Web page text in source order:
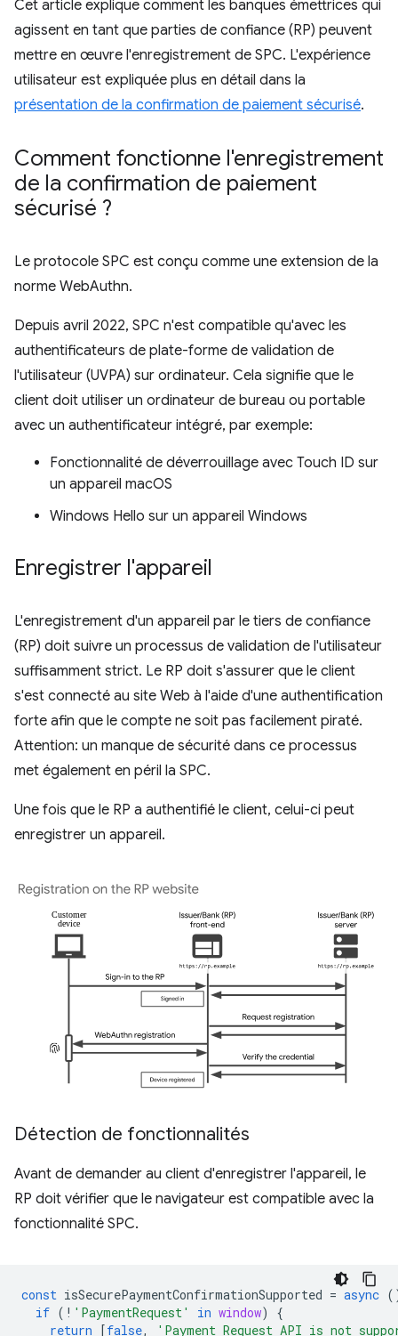
Cet article explique comment les banques émettrices qui
agissent en tant que parties de confiance (RP) peuvent
mettre en œuvre l'enregistrement de SPC. L'expérience
utilisateur est expliquée plus en détail dans la
présentation de la confirmation de paiement sécurisé.
Comment fonctionne l'enregistrement
de la confirmation de paiement
sécurisé ?
Le protocole SPC est conçu comme une extension de la
norme WebAuthn.
Depuis avril 2022, SPC n'est compatible qu'avec les
authentificateurs de plate-forme de validation de
l'utilisateur (UVPA) sur ordinateur. Cela signifie que le
client doit utiliser un ordinateur de bureau ou portable
avec un authentificateur intégré, par exemple:
Fonctionnalité de déverrouillage avec Touch ID sur
un appareil macOS
Windows Hello sur un appareil Windows
Enregistrer l'appareil
L'enregistrement d'un appareil par le tiers de confiance
(RP) doit suivre un processus de validation de l'utilisateur
suffisamment strict. Le RP doit s'assurer que le client
s'est connecté au site Web à l'aide d'une authentification
forte afin que le compte ne soit pas facilement piraté.
Attention: un manque de sécurité dans ce processus
met également en péril la SPC.
Une fois que le RP a authentifié le client, celui-ci peut
enregistrer un appareil.
Détection de fonctionnalités
Avant de demander au client d'enregistrer l'appareil, le
RP doit vérifier que le navigateur est compatible avec la
fonctionnalité SPC.
const isSecurePaymentConfirmationSupported = async
if ( ! 'PaymentRequest' in window)
{
return
[false, 'Payment Request API is not